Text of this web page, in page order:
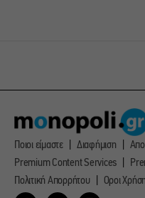
Ποιοι είμαστε Διαφήμιση
Premium Content Services
Πολιτική Απορρήτου
Οροι